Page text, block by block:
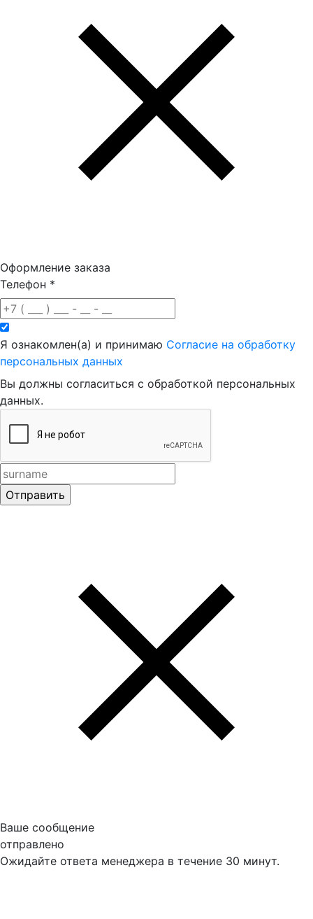
Оформление заказа
Телефон *
Я ознакомлен(а) и принимаю Согласие на обработку
персональных данных
Вы должны согласиться с обработкой персональных
данных.
Ваше сообщение
отправлено
Ожидайте ответа менеджера в течение 30 минут.